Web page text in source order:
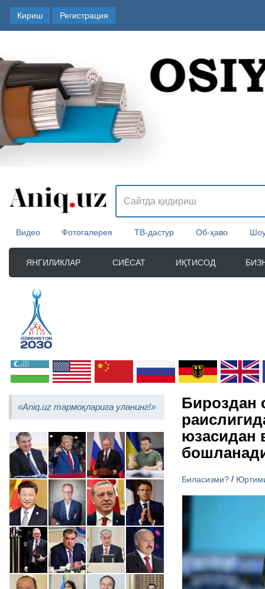
Кириш Регистрация
Видео Фотогалерея ТВ-дастур Об-ҳаво
ЯНГИЛИКЛАР СИЁСАТ ИҚТИСОД
«Aniq.uz тармоқларига уланинг!»
Бироздан
юзасидан
Биласизми? /